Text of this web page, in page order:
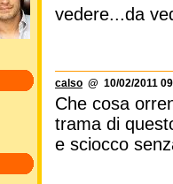
vedere...da
calso @ 10/02/2011
Che cosa
trama di
e sciocco